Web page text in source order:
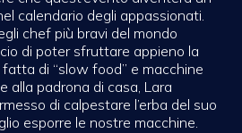
calendario degli appassionati.
chef più bravi del mondo
di poter sfruttare appieno la
di “slow food” e macchine
alla padrona di casa, Lara
di calpestare l’erba del suo
esporre le nostre macchine.